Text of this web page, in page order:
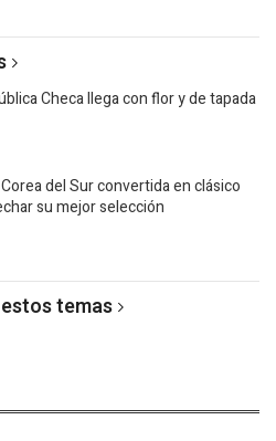
Checa llega con flor y de tapada
del Sur convertida en clásico
su mejor selección
temas